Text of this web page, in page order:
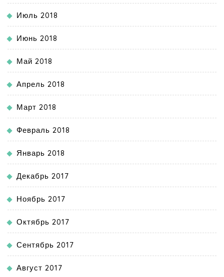
Июль 2018
Июнь 2018
Май 2018
Апрель 2018
Март 2018
Февраль 2018
Январь 2018
Декабрь 2017
Ноябрь 2017
Октябрь 2017
Сентябрь 2017
Август 2017